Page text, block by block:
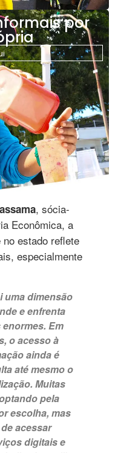
por
, sócia-
Econômica, a
estado reflete
especialmente
uma dimensão
e enfrenta
Em
o acesso à
ainda é
até mesmo o
Muitas
pela
escolha, mas
acessar
digitais e